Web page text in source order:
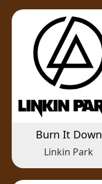
Burn It Down
Linkin Park